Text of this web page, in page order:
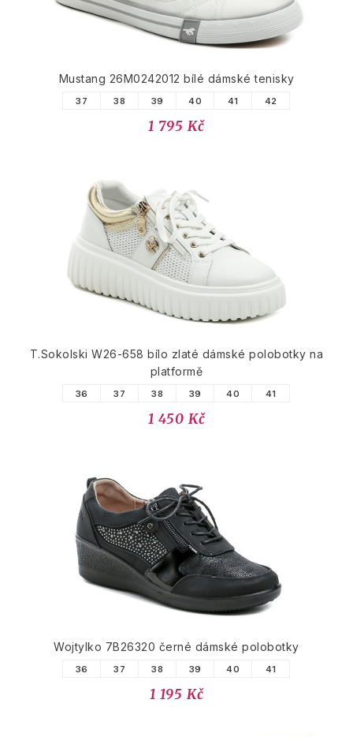
Mustang 26M0242012 bílé dámské tenisky
37 38 39 40 41 42
1 795 Kč
T.Sokolski W26-658 bílo zlaté dámské polobotky na
platformě
36 37 38 39 40 41
1 450 Kč
Wojtylko 7B26320 černé dámské polobotky
36 37 38 39 40 41
1 195 Kč